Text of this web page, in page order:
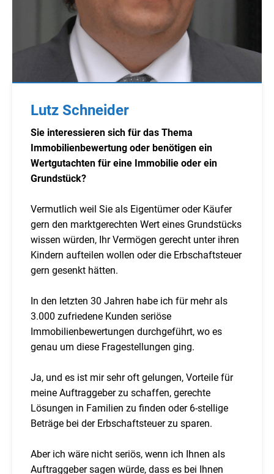
Lutz Schneider
Sie interessieren sich für das Thema
Immobilienbewertung oder benötigen ein
Wertgutachten für eine Immobilie oder ein
Grundstück?
Vermutlich weil Sie als Eigentümer oder Käufer
gern den marktgerechten Wert eines Grundstücks
wissen würden, Ihr Vermögen gerecht unter ihren
Kindern aufteilen wollen oder die Erbschaftsteuer
gern gesenkt hätten.
In den letzten 30 Jahren habe ich für mehr als
3.000 zufriedene Kunden seriöse
Immobilienbewertungen durchgeführt, wo es
genau um diese Fragestellungen ging.
Ja, und es ist mir sehr oft gelungen, Vorteile für
meine Auftraggeber zu schaffen, gerechte
Lösungen in Familien zu finden oder 6-stellige
Beträge bei der Erbschaftsteuer zu sparen.
Aber ich wäre nicht seriös, wenn ich Ihnen als
Auftraggeber sagen würde, dass es bei Ihnen